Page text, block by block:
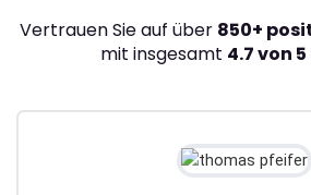
Vertrauen Sie auf über 850+
mit insgesamt 4.7 von